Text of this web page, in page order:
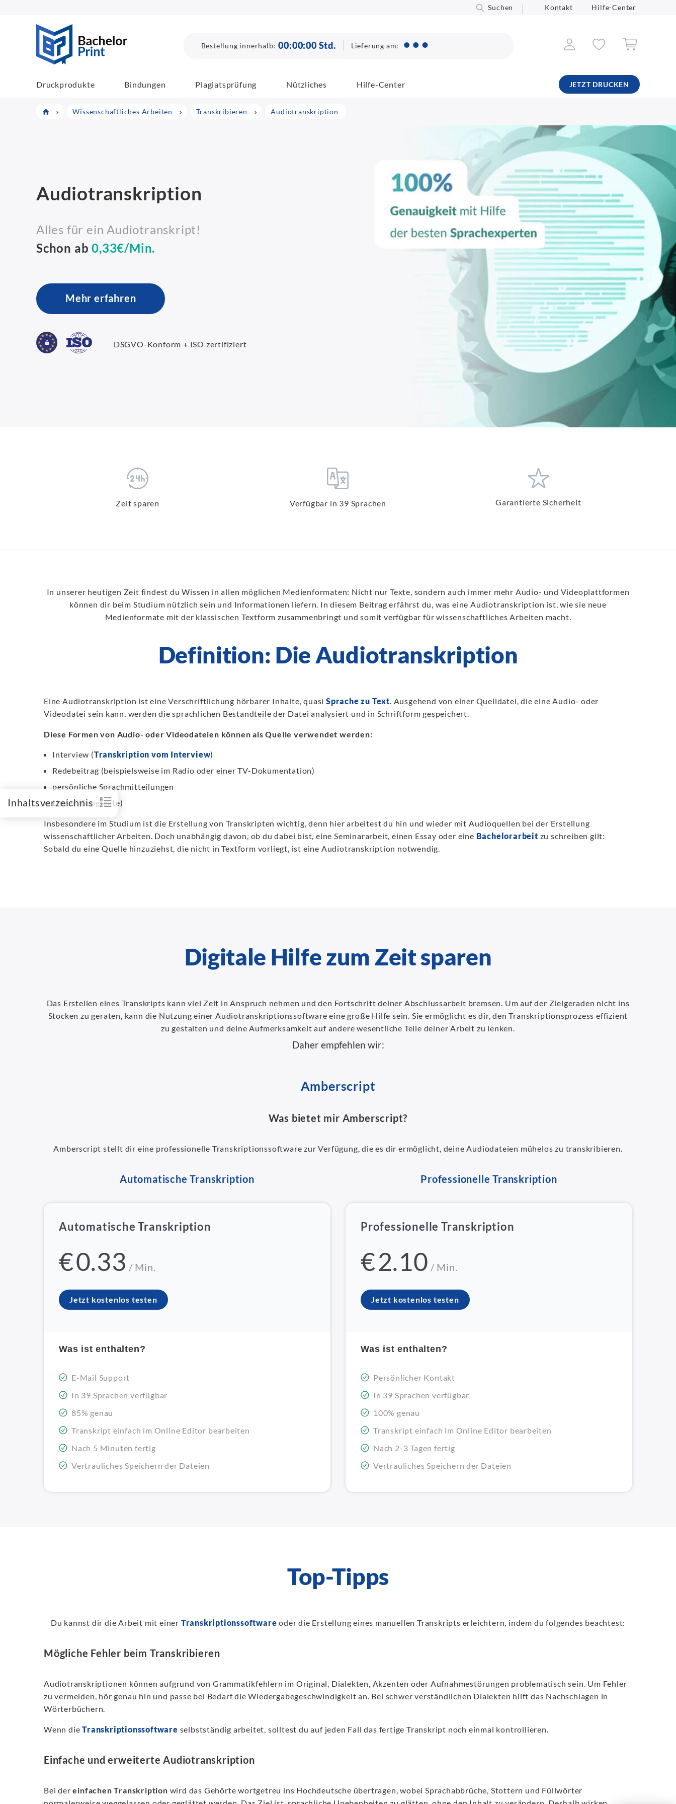
Suchen Kontakt Hilfe-Center
Bestellung innerhalb: 00:00:00 Std. Lieferung am:
Druckprodukte Bindungen Plagiatsprüfung Nützliches Hilfe-Center JETZT DRUCKEN
Wissenschaftliches Arbeiten Transkribieren Audiotranskription
Inhaltsverzeichnis
Audiotranskription
Alles für ein Audiotranskript!
Schon ab0,33€/Min.
Mehr erfahren
DSGVO-Konform + ISO zertifiziert
Zeit sparen Verfügbar in 39 Sprachen Garantierte Sicherheit
In unserer heutigen Zeit findest du Wissen in allen möglichen Medienformaten: Nicht nur Texte, sondern auch immer mehr Audio- und Videoplattformen
können dir beim Studium nützlich sein und Informationen liefern. In diesem Beitrag erfährst du, was eine Audiotranskription ist, wie sie neue
Medienformate mit der klassischen Textform zusammenbringt und somit verfügbar für wissenschaftliches Arbeiten macht.
Definition: Die Audiotranskription
Eine Audiotranskription ist eine Verschriftlichung hörbarer Inhalte, quasi Sprache zu Text. Ausgehend von einer Quelldatei, die eine Audio- oder
Videodatei sein kann, werden die sprachlichen Bestandteile der Datei analysiert und in Schriftform gespeichert.
Diese Formen von Audio- oder Videodateien können als Quelle verwendet werden:
Interview (Transkription vom Interview)
Redebeitrag (beispielsweise im Radio oder einer TV-Dokumentation)
persönliche Sprachmitteilungen
Lieder (Songtexte)
Insbesondere im Studium ist die Erstellung von Transkripten wichtig, denn hier arbeitest du hin und wieder mit Audioquellen bei der Erstellung
wissenschaftlicher Arbeiten. Doch unabhängig davon, ob du dabei bist, eine Seminararbeit, einen Essay oder eine Bachelorarbeit zu schreiben gilt:
Sobald du eine Quelle hinzuziehst, die nicht in Textform vorliegt, ist eine Audiotranskription notwendig.
Digitale Hilfe zum Zeit sparen
Das Erstellen eines Transkripts kann viel Zeit in Anspruch nehmen und den Fortschritt deiner Abschlussarbeit bremsen. Um auf der Zielgeraden nicht ins
Stocken zu geraten, kann die Nutzung einer Audiotranskriptionssoftware eine große Hilfe sein. Sie ermöglicht es dir, den Transkriptionsprozess effizient
zu gestalten und deine Aufmerksamkeit auf andere wesentliche Teile deiner Arbeit zu lenken.
Daher empfehlen wir:
Amberscript
Was bietet mir Amberscript?
Amberscript stellt dir eine professionelle Transkriptionssoftware zur Verfügung, die es dir ermöglicht, deine Audiodateien mühelos zu transkribieren.
Automatische Transkription
Automatische Transkription
€0.33 / Min.
Jetzt kostenlos testen
Was ist enthalten?
E-Mail Support
In 39 Sprachen verfügbar
85% genau
Transkript einfach im Online Editor bearbeiten
Nach 5 Minuten fertig
Vertrauliches Speichern der Dateien
Professionelle Transkription
Professionelle Transkription
€2.10 / Min.
Jetzt kostenlos testen
Was ist enthalten?
Persönlicher Kontakt
In 39 Sprachen verfügbar
100% genau
Transkript einfach im Online Editor bearbeiten
Nach 2-3 Tagen fertig
Vertrauliches Speichern der Dateien
Top-Tipps
Du kannst dir die Arbeit mit einer Transkriptionssoftware oder die Erstellung eines manuellen Transkripts erleichtern, indem du folgendes beachtest:
Mögliche Fehler beim Transkribieren
Audiotranskriptionen können aufgrund von Grammatikfehlern im Original, Dialekten, Akzenten oder Aufnahmestörungen problematisch sein. Um Fehler
zu vermeiden, hör genau hin und passe bei Bedarf die Wiedergabegeschwindigkeit an. Bei schwer verständlichen Dialekten hilft das Nachschlagen in
Wörterbüchern.
Wenn dieTranskriptionssoftware selbstständig arbeitet, solltest du auf jeden Fall das fertige Transkript noch einmal kontrollieren.
Einfache und erweiterte Audiotranskription
Bei dereinfachen Transkription wird das Gehörte wortgetreu ins Hochdeutsche übertragen, wobei Sprachabbrüche, Stottern und Füllwörter